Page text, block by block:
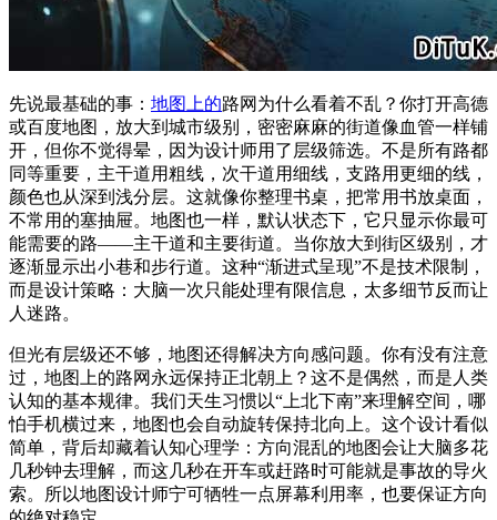
先说最基础的事： 地图上的路网为什么看着不乱？你打开高德
或百度地图，放大到城市级别，密密麻麻的街道像血管一样铺
开，但你不觉得晕，因为设计师用了层级筛选。不是所有路都
同等重要，主干道用粗线，次干道用细线，支路用更细的线，
颜色也从深到浅分层。这就像你整理书桌，把常用书放桌面，
不常用的塞抽屉。地图也一样，默认状态下，它只显示你最可
能需要的路——主干道和主要街道。当你放大到街区级别，才
逐渐显示出小巷和步行道。这种“渐进式呈现”不是技术限制，
而是设计策略：大脑一次只能处理有限信息，太多细节反而让
人迷路。
但光有层级还不够，地图还得解决方向感问题。你有没有注意
过，地图上的路网永远保持正北朝上？这不是偶然，而是人类
认知的基本规律。我们天生习惯以“上北下南”来理解空间，哪
怕手机横过来，地图也会自动旋转保持北向上。这个设计看似
简单，背后却藏着认知心理学：方向混乱的地图会让大脑多花
几秒钟去理解，而这几秒在开车或赶路时可能就是事故的导火
索。所以地图设计师宁可牺牲一点屏幕利用率，也要保证方向